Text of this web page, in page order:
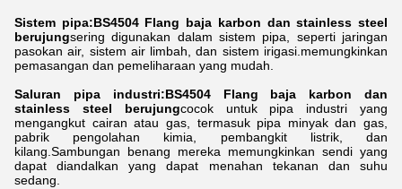
Sistem pipa:BS4504 Flang baja karbon dan stainless steel
berujungsering digunakan dalam sistem pipa, seperti jaringan
pasokan air, sistem air limbah, dan sistem irigasi.memungkinkan
pemasangan dan pemeliharaan yang mudah.
Saluran pipa industri:BS4504 Flang baja karbon dan
stainless steel berujungcocok untuk pipa industri yang
mengangkut cairan atau gas, termasuk pipa minyak dan gas,
pabrik pengolahan kimia, pembangkit listrik, dan
kilang.Sambungan benang mereka memungkinkan sendi yang
dapat diandalkan yang dapat menahan tekanan dan suhu
sedang.